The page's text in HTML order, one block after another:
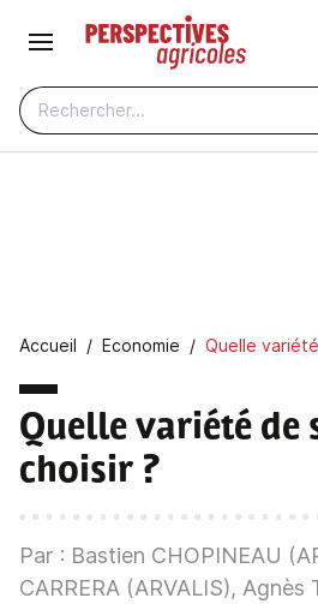
Aller au contenu principal
Rechercher...
Fil d'Ariane
Accueil Economie Quelle
Quelle variété de
choisir ?
Par : Bastien CHOPINEAU
CARRERA (ARVALIS), Agnès